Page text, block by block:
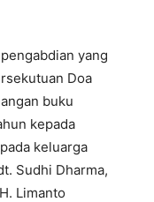
yang
Doa
buku
kepada
keluarga
Sudhi Dharma,
Limanto